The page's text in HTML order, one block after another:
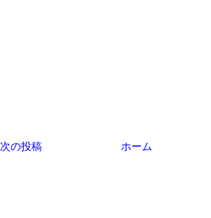
次の投稿 ホーム